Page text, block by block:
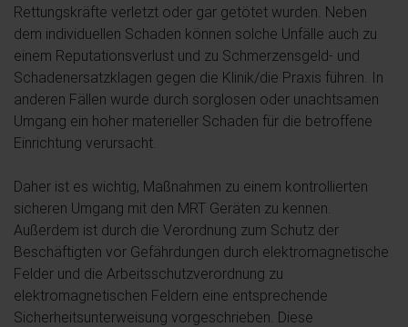
Rettungskräfte verletzt oder gar getötet wurden. Neben
dem individuellen Schaden können solche Unfälle auch zu
einem Reputationsverlust und zu Schmerzensgeld- und
Schadenersatzklagen gegen die Klinik/die Praxis führen. In
anderen Fällen wurde durch sorglosen oder unachtsamen
Umgang ein hoher materieller Schaden für die betroffene
Einrichtung verursacht.
Daher ist es wichtig, Maßnahmen zu einem kontrollierten
sicheren Umgang mit den MRT Geräten zu kennen.
Außerdem ist durch die Verordnung zum Schutz der
Beschäftigten vor Gefährdungen durch elektromagnetische
Felder und die Arbeitsschutzverordnung zu
elektromagnetischen Feldern eine entsprechende
Sicherheitsunterweisung vorgeschrieben. Diese